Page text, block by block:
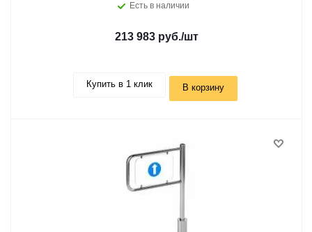
Есть в наличии
213 983 руб./шт
Купить в 1 клик В корзину